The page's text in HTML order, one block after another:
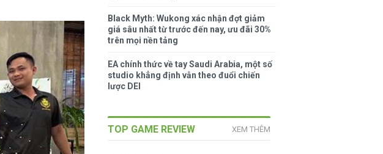
Black Myth: Wukong xác nhận đợt giảm
giá sâu nhất từ trước đến nay, ưu đãi 30%
trên mọi nền tảng
EA chính thức về tay Saudi Arabia, một số
studio khẳng định vẫn theo đuổi chiến
lược DEI
TOP GAME REVIEW XEM THÊM